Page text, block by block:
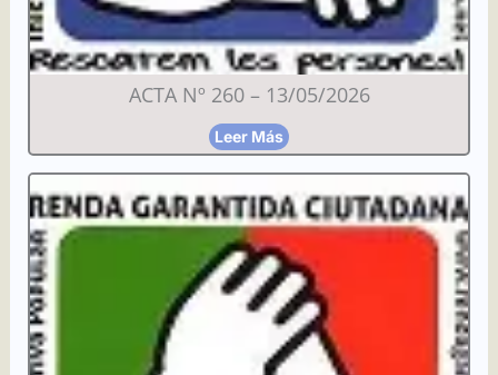
ACTA Nº 260 – 13/05/2026
Leer Más